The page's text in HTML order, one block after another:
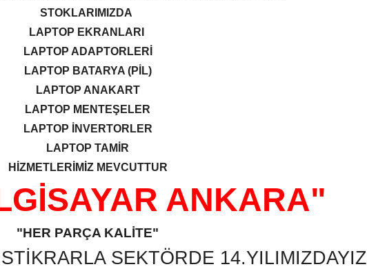
STOKLARIMIZDA
LAPTOP EKRANLARI
LAPTOP ADAPTORLERİ
LAPTOP BATARYA (PİL)
LAPTOP ANAKART
LAPTOP MENTEŞELER
LAPTOP İNVERTORLER
LAPTOP TAMİR
HİZMETLERİMİZ MEVCUTTUR
ANKARA"
"HER PARÇA KALİTE"
SEKTÖRDE 14.YILIMIZDAYIZ